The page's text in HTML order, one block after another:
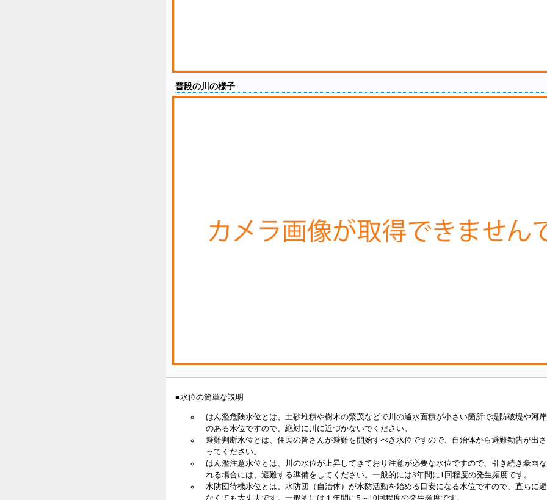
普段の川の様子
■水位の簡単な説明
はん濫危険水位とは、土砂堆積や樹木の繁茂などで川の通水面積が小さい箇所で堤防破堤や河
のある水位ですので、絶対に川に近づかないでください。
避難判断水位とは、住民の皆さんが避難を開始すべき水位ですので、自治体から避難勧告が出
ってください。
はん濫注意水位とは、川の水位が上昇してきており注意が必要な水位ですので、引き続き豪雨
れる場合には、避難する準備をしてください。一般的には3年間に1回程度の発生頻度です。
水防団待機水位とは、水防団（自治体）が水防活動を始める目安になる水位ですので、直ちに
なくても大丈夫です。一般的には１年間に5～10回程度の発生頻度です。